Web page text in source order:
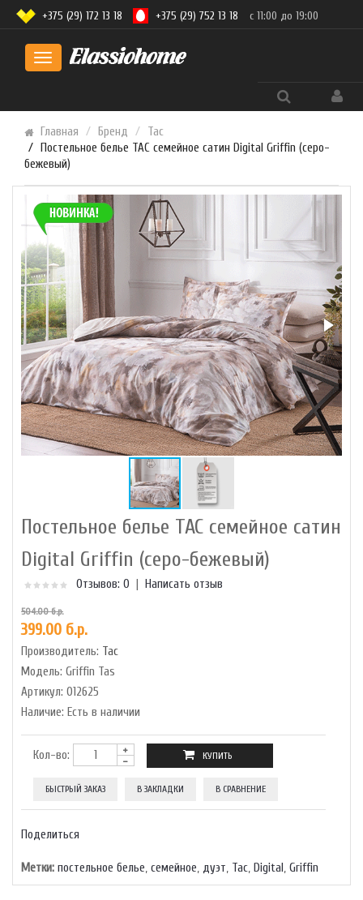
Toggle
+375 (29) 172 13 18 +375 (29) 752 13 18 с 11:00 до 19:00
Главная Бренд
Tac
Постельное белье TAC семейное сатин Digital Griffin (серо-
бежевый)
Постельное белье TAC семейное сатин
Digital Griffin (серо-бежевый)
Отзывов: 0 Написать отзыв
504.00 б.р.
399.00 б.р.
Производитель: Tac
Модель: Griffin Tas
Артикул: 012625
Наличие: Есть в наличии
Кол-во:
БЫСТРЫЙ ЗАКАЗ В ЗАКЛАДКИ В СРАВНЕНИЕ
Поделиться
Метки: постельное белье, семейное, дуэт, Тас, Digital , Griffin